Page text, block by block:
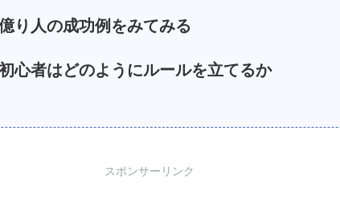
り人の成功例をみてみる
心者はどのようにルールを立てるか
スポンサーリンク